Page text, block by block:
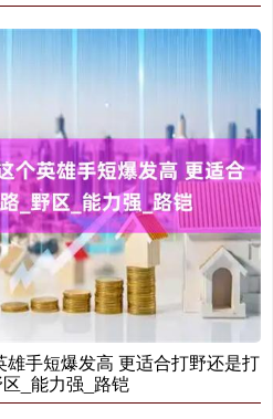
手短爆发高 更适合打野还是打
_能力强_路铠